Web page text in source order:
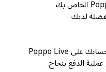
سيتم إيداع العملات في حسابك على Poppo Live
بنجاح.